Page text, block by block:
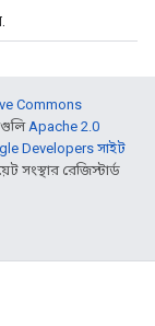
Commons
Apache 2.0
Developers সাইট
সংস্থার রেজিস্টার্ড